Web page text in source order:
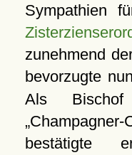
Sympathien
zunehmend
bevorzugte
Als
Champagner-
bestätigte